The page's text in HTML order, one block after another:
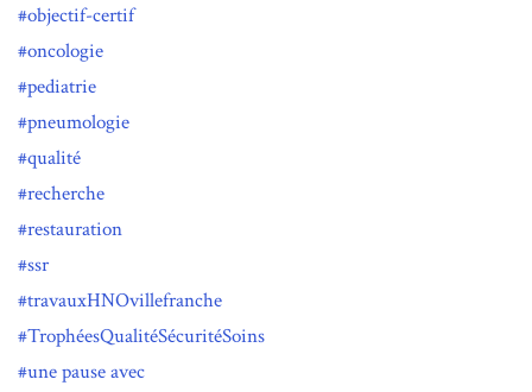
objectif-certif
oncologie
pediatrie
pneumologie
qualité
recherche
restauration
ssr
travauxHNOvillefranche
TrophéesQualitéSécuritéSoins
une pause avec